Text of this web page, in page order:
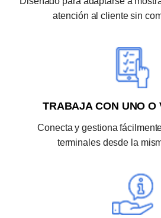
atención al cliente sin
TRABAJA CON UNO O
Conecta y gestiona
terminales desde la